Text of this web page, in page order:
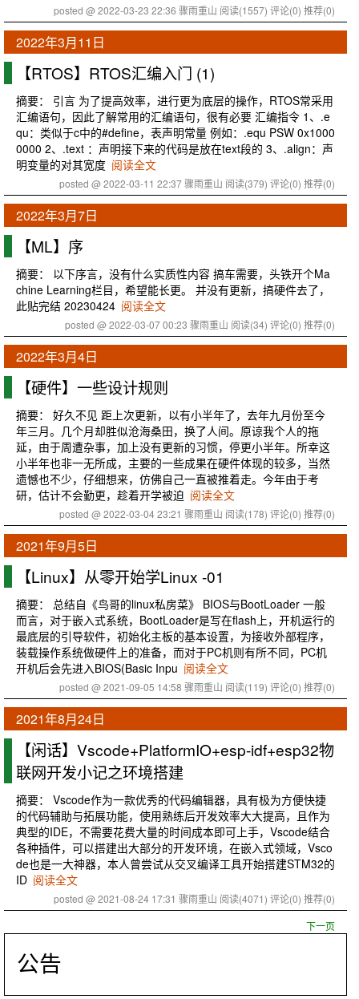
posted @ 2022-03-23 22:36 骤雨重山 阅读(1557) 评论(0) 推荐(0)
2022年3月11日
【RTOS】RTOS汇编入门 (1)
摘要： 引言 为了提高效率，进行更为底层的操作，RTOS常采用
汇编语句，因此了解常用的汇编语句，很有必要 汇编指令 1、.e
qu：类似于c中的#define，表声明常量 例如：.equ PSW 0x1000
0000 2、.text ：声明接下来的代码是放在text段的 3、.align：声
明变量的对其宽度 阅读全文
posted @ 2022-03-11 22:37 骤雨重山 阅读(379) 评论(0) 推荐(0)
2022年3月7日
【ML】序
摘要： 以下序言，没有什么实质性内容 搞车需要，头铁开个Ma
chine Learning栏目，希望能长更。 并没有更新，搞硬件去了，
此贴完结 20230424 阅读全文
posted @ 2022-03-07 00:23 骤雨重山 阅读(34) 评论(0) 推荐(0)
2022年3月4日
【硬件】一些设计规则
摘要： 好久不见 距上次更新，以有小半年了，去年九月份至今
年三月。几个月却胜似沧海桑田，换了人间。原谅我个人的拖
延，由于周遭杂事，加上没有更新的习惯，停更小半年。所幸这
小半年也非一无所成，主要的一些成果在硬件体现的较多，当然
遗憾也不少，仔细想来，仿佛自己一直被推着走。今年由于考
研，估计不会勤更，趁着开学被迫 阅读全文
posted @ 2022-03-04 23:21 骤雨重山 阅读(178) 评论(0) 推荐(0)
2021年9月5日
【Linux】从零开始学Linux -01
摘要： 总结自《鸟哥的linux私房菜》 BIOS与BootLoader 一般
而言，对于嵌入式系统，BootLoader是写在flash上，开机运行的
最底层的引导软件，初始化主板的基本设置，为接收外部程序，
装载操作系统做硬件上的准备，而对于PC机则有所不同，PC机
开机后会先进入BIOS(Basic Inpu 阅读全文
posted @ 2021-09-05 14:58 骤雨重山 阅读(119) 评论(0) 推荐(0)
2021年8月24日
【闲话】Vscode+PlatformIO+esp-idf+esp32物
联网开发小记之环境搭建
摘要： Vscode作为一款优秀的代码编辑器，具有极为方便快捷
的代码辅助与拓展功能，使用熟练后开发效率大大提高，且作为
典型的IDE，不需要花费大量的时间成本即可上手，Vscode结合
各种插件，可以搭建出大部分的开发环境，在嵌入式领域，Vsco
de也是一大神器，本人曾尝试从交叉编译工具开始搭建STM32的
ID 阅读全文
posted @ 2021-08-24 17:31 骤雨重山 阅读(4071) 评论(0) 推荐(0)
下一页
公告